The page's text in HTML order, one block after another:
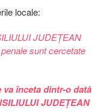
locale:
JUDEȚEAN
sunt cercetate
înceta dintr-o dată
JUDEȚEAN